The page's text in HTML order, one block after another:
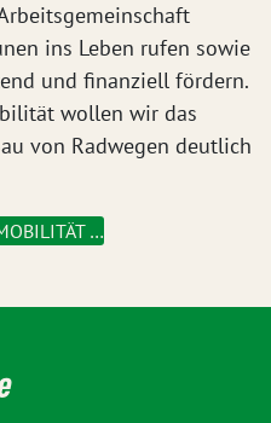
ins Leben rufen sowie
und finanziell fördern.
wollen wir das
von Radwegen deutlich
…